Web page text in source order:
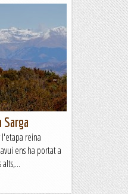
Sarga
reina
ens ha portat a